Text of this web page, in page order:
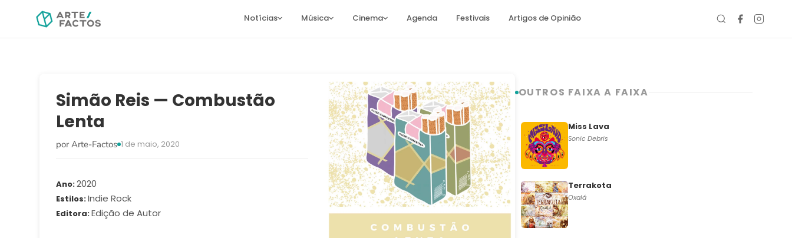
Notícias Música Cinema Agenda Festivais Artigos de Opinião
Simão Reis — Combustão
Lenta
por Arte-Factos 1 de maio, 2020
Ano 2020
Estilos Indie Rock
Editora Edição de Autor
OUTROS FAIXA A FAIXA
Miss Lava
Sonic Debris
Terrakota
Oxalá